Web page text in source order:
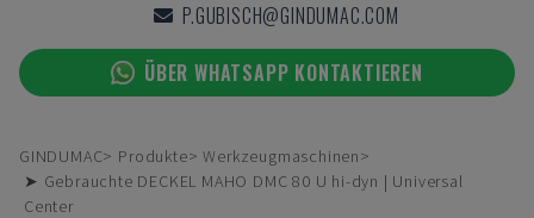
P.GUBISCH@GINDUMAC.COM
ÜBER WHATSAPP KONTAKTIEREN
GINDUMAC Produkte
Werkzeugmaschinen
➤ Gebrauchte DECKEL MAHO DMC 80 U hi-dyn | Universal
Center